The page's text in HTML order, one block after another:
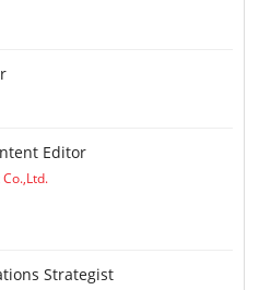
Editor
Strategist